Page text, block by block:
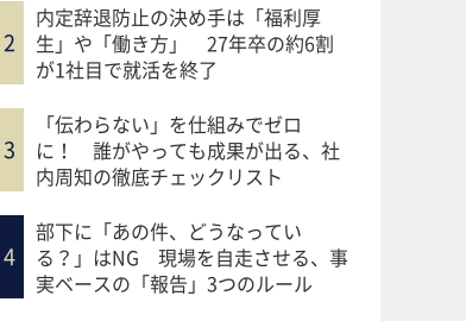
内定辞退防止の決め手は「福利厚
生」や「働き方」 27年卒の約6割
が1社目で就活を終了
「伝わらない」を仕組みでゼロ
に！ 誰がやっても成果が出る、社
内周知の徹底チェックリスト
部下に「あの件、どうなってい
る？」はNG 現場を自走させる、事
実ベースの「報告」3つのルール